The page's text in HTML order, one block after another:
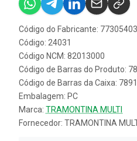
Código do Fabricante: 77305403
Código: 24031
Código NCM: 82013000
Código de Barras do Produto:
Código de Barras da Caixa:
Embalagem: PC
Marca: TRAMONTINA MULTI
Fornecedor: TRAMONTINA